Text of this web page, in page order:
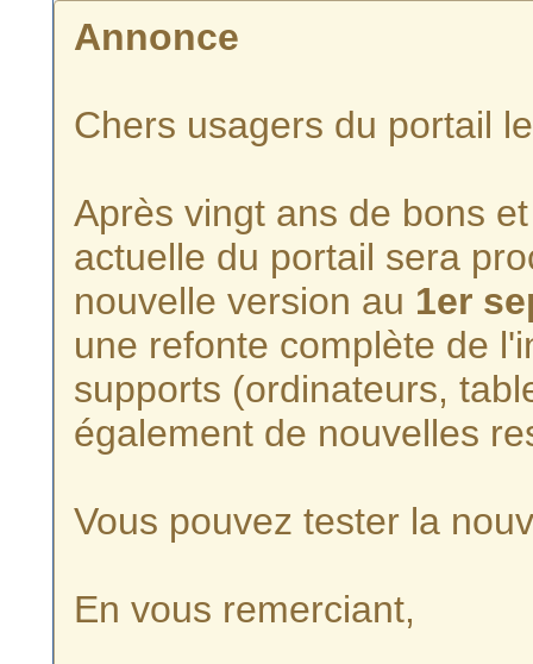
Annonce
Chers usagers du portail
Après vingt ans de bons
actuelle du portail sera
nouvelle version au 1er
une refonte complète de
supports (ordinateurs,
également de nouvelles
Vous pouvez tester la
En vous remerciant,